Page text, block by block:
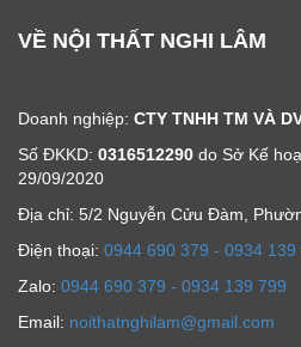
VỀ NỘI THẤT NGHI LÂM
Doanh nghiệp: CTY TNHH TM VÀ
Số ĐKKD: 0316512290 do Sở Kế
29/09/2020
Địa chỉ: 5/2 Nguyễn Cửu Đàm,
Ðiện thoại: 0944 690 379 - 0934 139
Zalo: 0944 690 379 - 0934 139 799
Email: noithatnghilam@gmail.com